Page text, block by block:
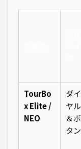
TourBo
x Elite /
NEO
ダイ
ヤル
＆ボ
タン